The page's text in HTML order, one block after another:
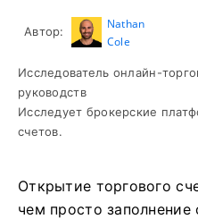
Автор:
Nathan
Cole
Исследователь онлайн-
руководств
Исследует брокерские
счетов.
Открытие торгового
чем просто